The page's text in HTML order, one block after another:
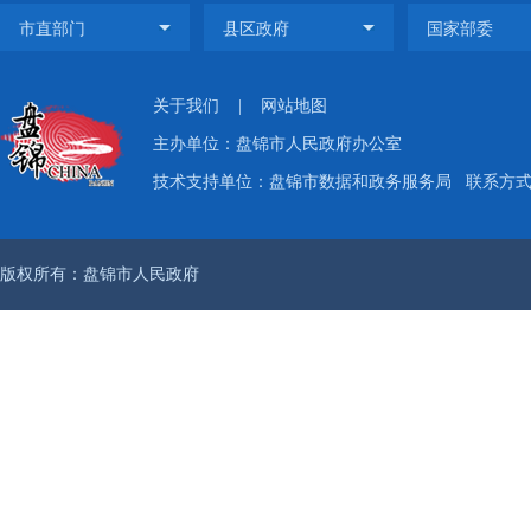
关于我们 网站地图
主办单位：盘锦市人民政府办公室
技术支持单位：盘锦市数据和政务服务局 联系方
版权所有：盘锦市人民政府